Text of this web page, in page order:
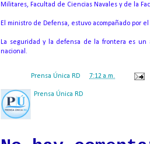
Militares, Facultad de Ciencias Navales y de la
El ministro de Defensa, estuvo acompañado por
La seguridad y la defensa de la frontera es un
nacional.
Prensa Única RD 7:12 a.m.
Prensa Única RD